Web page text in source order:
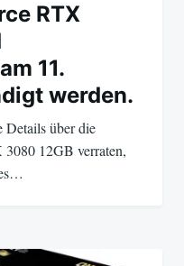
RTX
11.
werden.
über die
12GB verraten,